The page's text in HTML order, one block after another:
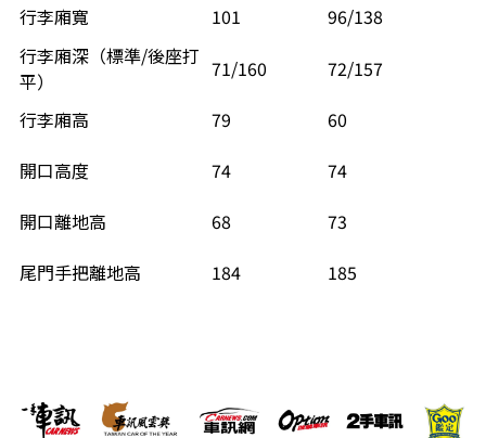
行李廂寬
101
96/138
行李廂深（標準/後座打
平）
71/160
72/157
行李廂高
79
60
開口高度
74
74
開口離地高
68
73
尾門手把離地高
184 185